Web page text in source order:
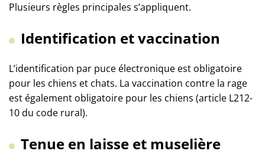
Plusieurs règles principales s’appliquent.
Identification et vaccination
L’identification par puce électronique est obligatoire
pour les chiens et chats. La vaccination contre la rage
est également obligatoire pour les chiens (article L212-
10 du code rural).
Tenue en laisse et muselière